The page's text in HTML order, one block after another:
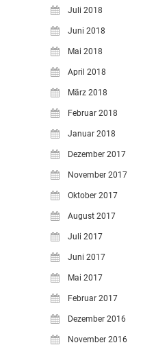
Juli 2018
Juni 2018
Mai 2018
April 2018
März 2018
Februar 2018
Januar 2018
Dezember 2017
November 2017
Oktober 2017
August 2017
Juli 2017
Juni 2017
Mai 2017
Februar 2017
Dezember 2016
November 2016